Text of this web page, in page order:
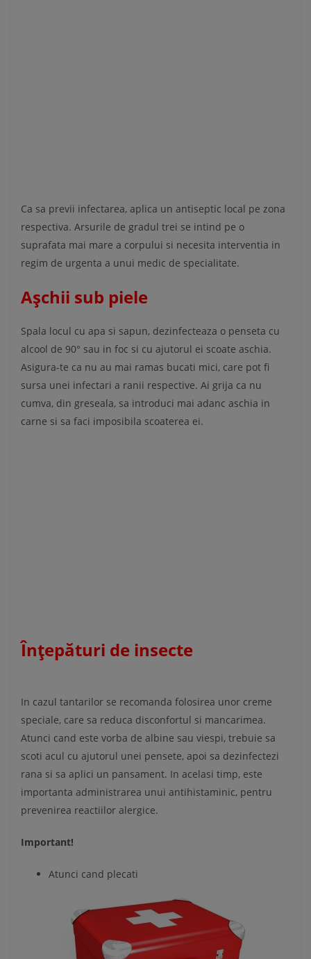
Ca sa previi infectarea, aplica un antiseptic local pe zona
respectiva. Arsurile de gradul trei se intind pe o
suprafata mai mare a corpului si necesita interventia in
regim de urgenta a unui medic de specialitate.
Așchii sub piele
Spala locul cu apa si sapun, dezinfecteaza o penseta cu
alcool de 90° sau in foc si cu ajutorul ei scoate aschia.
Asigura-te ca nu au mai ramas bucati mici, care pot fi
sursa unei infectari a ranii respective. Ai grija ca nu
cumva, din greseala, sa introduci mai adanc aschia in
carne si sa faci imposibila scoaterea ei.
Înțepături de insecte
In cazul tantarilor se recomanda folosirea unor creme
speciale, care sa reduca disconfortul si mancarimea.
Atunci cand este vorba de albine sau viespi, trebuie sa
scoti acul cu ajutorul unei pensete, apoi sa dezinfectezi
rana si sa aplici un pansament. In acelasi timp, este
importanta administrarea unui antihistaminic, pentru
prevenirea reactiilor alergice.
Important!
Atunci cand plecati